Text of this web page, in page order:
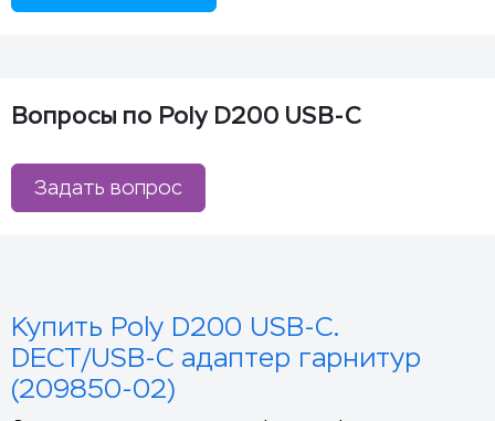
Вопросы по Poly D200 USB-C
Задать вопрос
Купить Poly D200 USB-C.
DECT/USB-C адаптер гарнитур
(209850-02)